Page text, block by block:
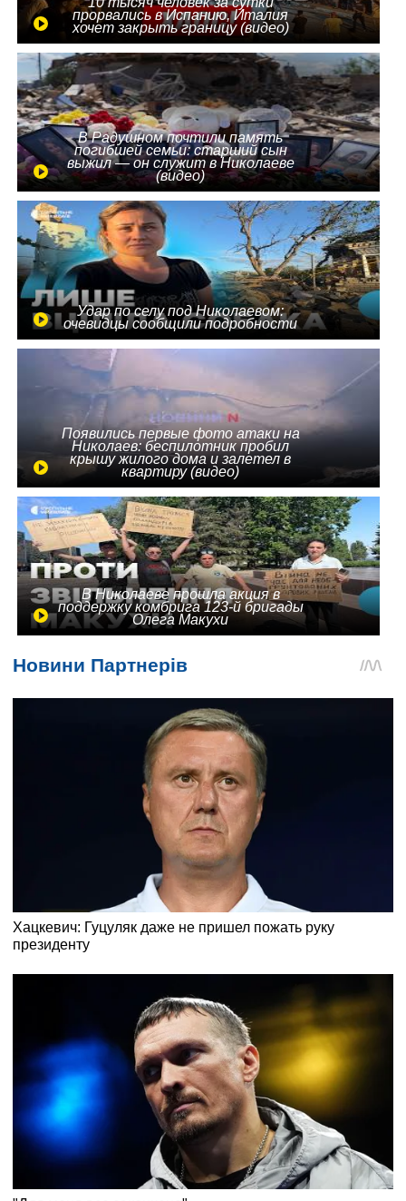
прорвались в Испанию, Италия
хочет закрыть границу (видео)
В Радушном почтили память
погибшей семьи: старший сын
выжил — он служит в Николаеве
(видео)
Удар по селу под Николаевом:
очевидцы сообщили подробности
Появились первые фото атаки на
Николаев: беспилотник пробил
крышу жилого дома и залетел в
квартиру (видео)
В Николаеве прошла акция в
поддержку комбрига 123-й бригады
Олега Макухи